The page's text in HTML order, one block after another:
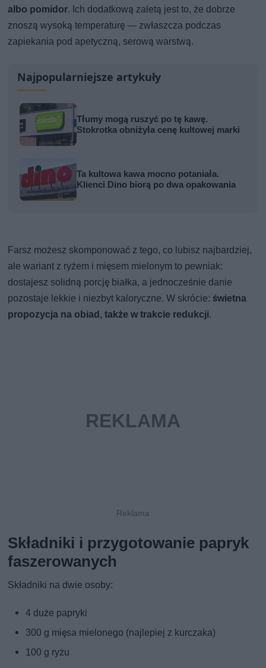
albo pomidor. Ich dodatkową zaletą jest to, że dobrze
znoszą wysoką temperaturę — zwłaszcza podczas
zapiekania pod apetyczną, serową warstwą.
Najpopularniejsze artykuły
Tłumy mogą ruszyć po tę kawę.
Stokrotka obniżyła cenę kultowej marki
Ta kultowa kawa mocno potaniała.
Klienci Dino biorą po dwa opakowania
Farsz możesz skomponować z tego, co lubisz najbardziej,
ale wariant z ryżem i mięsem mielonym to pewniak:
dostajesz solidną porcję białka, a jednocześnie danie
pozostaje lekkie i niezbyt kaloryczne. W skrócie:świetna
propozycja na obiad, także w trakcie redukcji.
Składniki i przygotowanie papryk
faszerowanych
Składniki na dwie osoby:
4 duże papryki
300 g mięsa mielonego (najlepiej z kurczaka)
100 g ryżu